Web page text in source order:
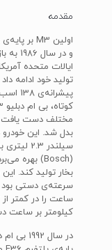
مقدمه
و در
تولید خود ادامه
مختلف دست یافت
بدل شد. این خودرو
سیلندر
کیلومتر بر ساعت